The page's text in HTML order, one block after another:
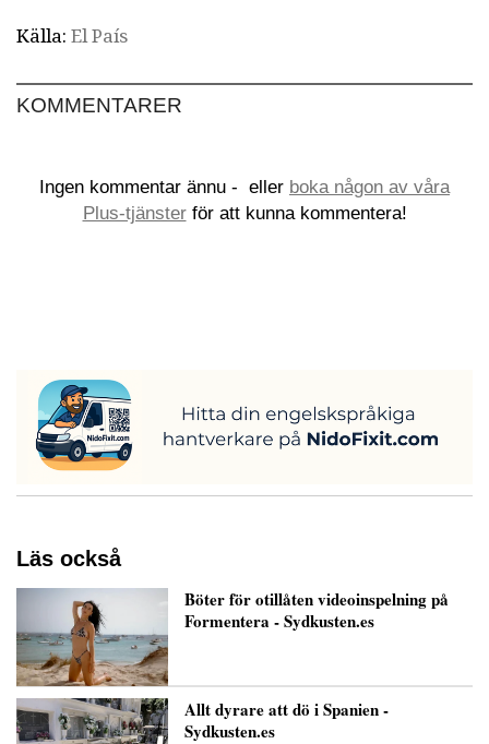
Källa: El País
KOMMENTARER
Ingen kommentar ännu - eller boka någon av våra
Plus-tjänsterför att kunna kommentera!